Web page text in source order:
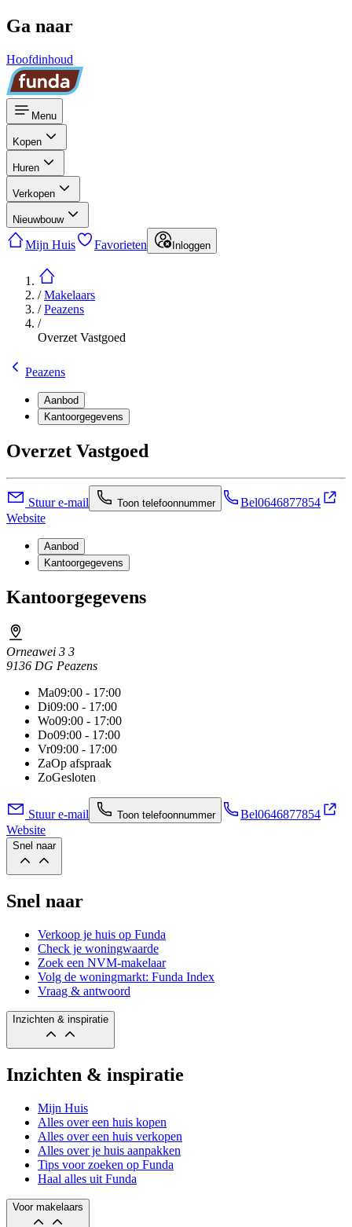
Ga naar
Hoofdinhoud
Menu
Kopen
Huren
Verkopen
Nieuwbouw
Mijn Huis Favorieten Inloggen
/Makelaars
/Peazens
/
Overzet Vastgoed
Peazens
Aanbod
Kantoorgegevens
Overzet Vastgoed
Stuur e-mail Toon telefoonnummer Bel0646877854
Website
Aanbod
Kantoorgegevens
Kantoorgegevens
Orneawei 3 3
9136 DG Peazens
Ma09:00 - 17:00
Di09:00 - 17:00
Wo09:00 - 17:00
Do09:00 - 17:00
Vr09:00 - 17:00
ZaOp afspraak
ZoGesloten
Stuur e-mail Toon telefoonnummer Bel0646877854
Website
Snel naar
Snel naar
Verkoop je huis op Funda
Check je woningwaarde
Zoek een NVM-makelaar
Volg de woningmarkt: Funda Index
Vraag & antwoord
Inzichten & inspiratie
Inzichten & inspiratie
Mijn Huis
Alles over een huis kopen
Alles over een huis verkopen
Alles over je huis aanpakken
Tips voor zoeken op Funda
Haal alles uit Funda
Voor makelaars